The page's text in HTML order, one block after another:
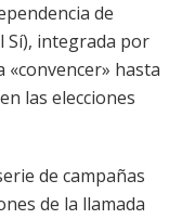
de
Sí), integrada por
«convencer» hasta
las elecciones
de campañas
de la llamada